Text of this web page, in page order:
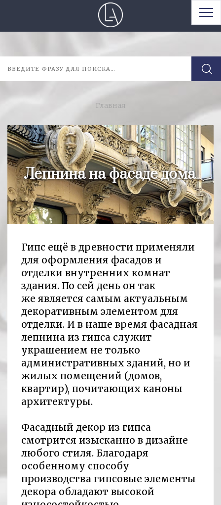
Главная
Лепнина на фасаде дома
Гипс ещё в древности применяли
для оформления фасадов и
отделки внутренних комнат
здания. По сей день он так
же является самым актуальным
декоративным элементом для
отделки. И в наше время фасадная
лепнина из гипса служит
украшением не только
административных зданий, но и
жилых помещений (домов,
квартир), почитающих каноны
архитектуры.
Фасадный декор из гипса
смотрится изысканно в дизайне
любого стиля. Благодаря
особенному способу
производства гипсовые элементы
декора обладают высокой